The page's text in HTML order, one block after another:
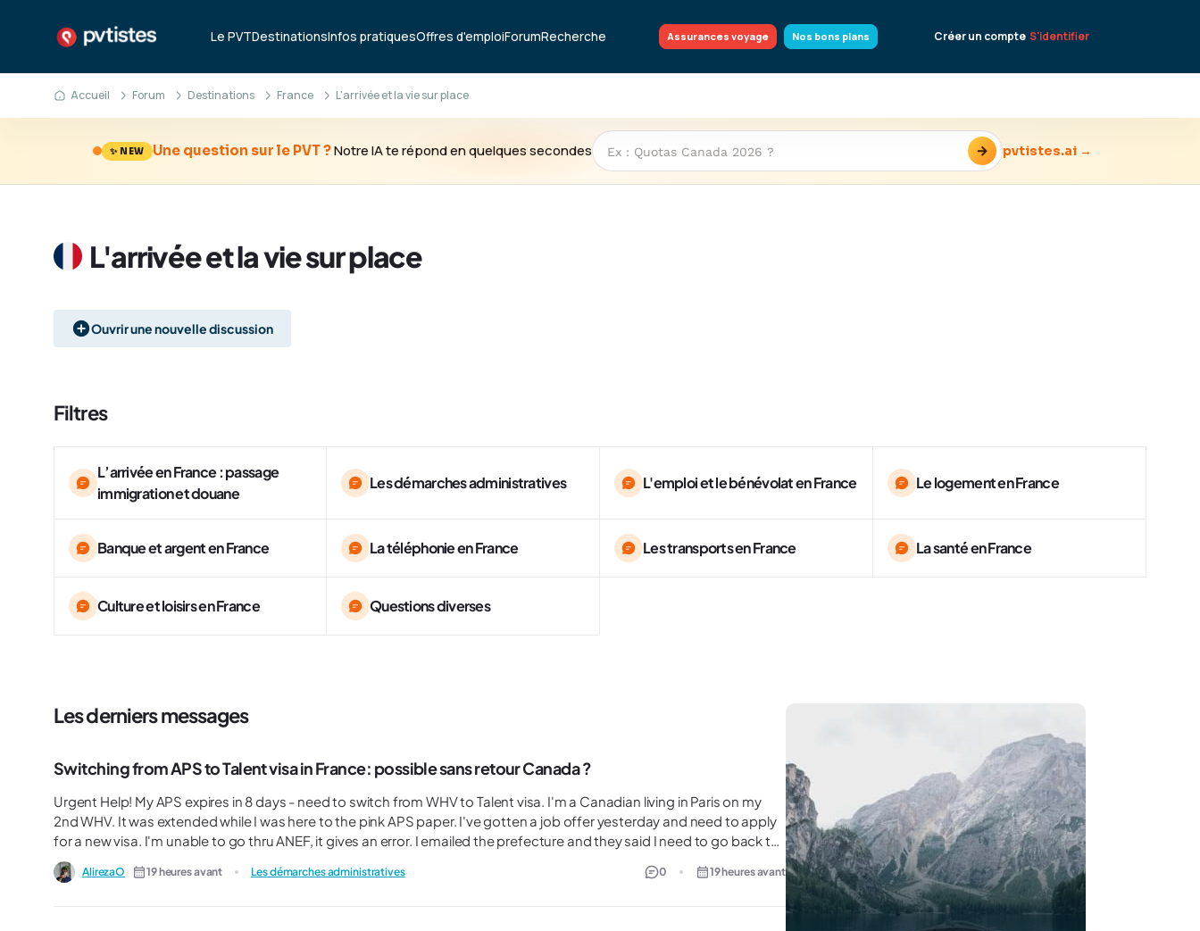
Le PVTDestinationsInfos pratiquesOffres d'emploiForumRecherche Assurances voyage Nos bons plans Créer un compte S'identifier
Accueil Forum Destinations France L'arrivée et la vie sur place
✨ NEW Une question sur le PVT ?Notre IA te répond en quelques secondes → pvtistes.ai →
L'arrivée et la vie sur place
Ouvrir une nouvelle discussion
Filtres
L’arrivée en France : passage
immigration et douane
Les démarches administratives L'emploi et le bénévolat en France Le logement en France
Banque et argent en France La téléphonie en France Les transports en France La santé en France
Culture et loisirs en France Questions diverses
Les derniers messages
Switching from APS to Talent visa in France: possible sans retour Canada ?
Urgent Help! My APS expires in 8 days - need to switch from WHV to Talent visa. I'm a Canadian living in Paris on my
2nd WHV. It was extended while I was here to the pink APS paper. I've gotten a job offer yesterday and need to apply
for a new visa. I'm unable to go thru ANEF, it gives an error. I emailed the prefecture and they said I need to go back to
do it from Canada. But I can't afford the delay to do so, I need to start work. 1. Can I apply for a change of visa from
France? Or is it a must to go back to Canada? I read mixed cases.
AlirezaO 19 heures avant Les démarches administratives 0 19 heures avant